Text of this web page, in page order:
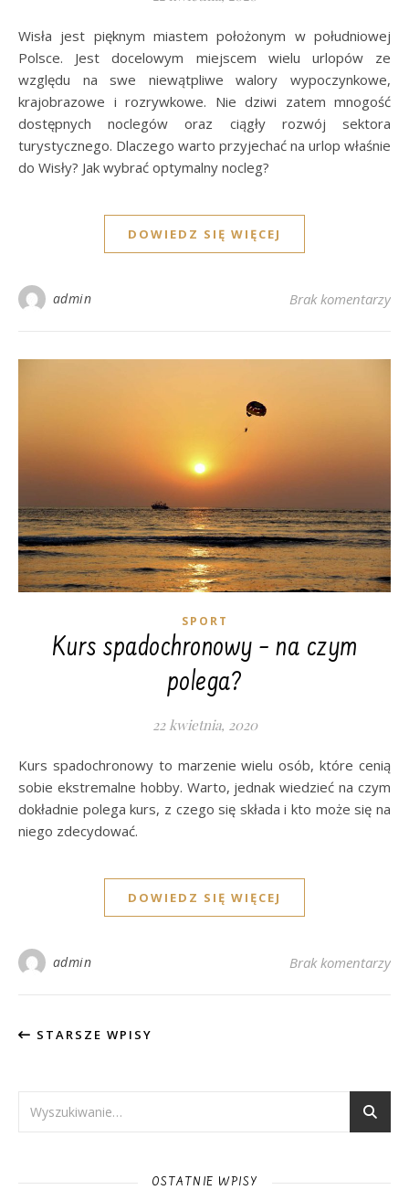
Wisła jest pięknym miastem położonym w południowej
Polsce. Jest docelowym miejscem wielu urlopów ze
względu na swe niewątpliwe walory wypoczynkowe,
krajobrazowe i rozrywkowe. Nie dziwi zatem mnogość
dostępnych noclegów oraz ciągły rozwój sektora
turystycznego. Dlaczego warto przyjechać na urlop właśnie
do Wisły? Jak wybrać optymalny nocleg?
DOWIEDZ SIĘ WIĘCEJ
admin Brak komentarzy
SPORT
Kurs spadochronowy – na czym
polega?
22 kwietnia, 2020
Kurs spadochronowy to marzenie wielu osób, które cenią
sobie ekstremalne hobby. Warto, jednak wiedzieć na czym
dokładnie polega kurs, z czego się składa i kto może się na
niego zdecydować.
DOWIEDZ SIĘ WIĘCEJ
admin Brak komentarzy
STARSZE WPISY
OSTATNIE WPISY